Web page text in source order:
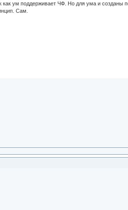
как ум поддерживает ЧФ. Но для ума и созданы
Сам.